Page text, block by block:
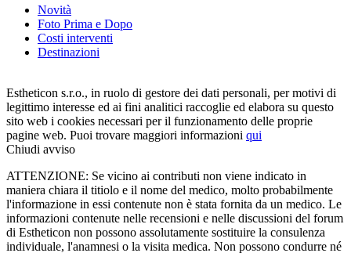
Novità
Foto Prima e Dopo
Costi interventi
Destinazioni
Estheticon s.r.o., in ruolo di gestore dei dati personali, per motivi di
legittimo interesse ed ai fini analitici raccoglie ed elabora su questo
sito web i cookies necessari per il funzionamento delle proprie
pagine web. Puoi trovare maggiori informazioni qui
Chiudi avviso
ATTENZIONE: Se vicino ai contributi non viene indicato in
maniera chiara il titiolo e il nome del medico, molto probabilmente
l'informazione in essi contenute non è stata fornita da un medico. Le
informazioni contenute nelle recensioni e nelle discussioni del forum
di Estheticon non possono assolutamente sostituire la consulenza
individuale, l'anamnesi o la visita medica. Non possono condurre né